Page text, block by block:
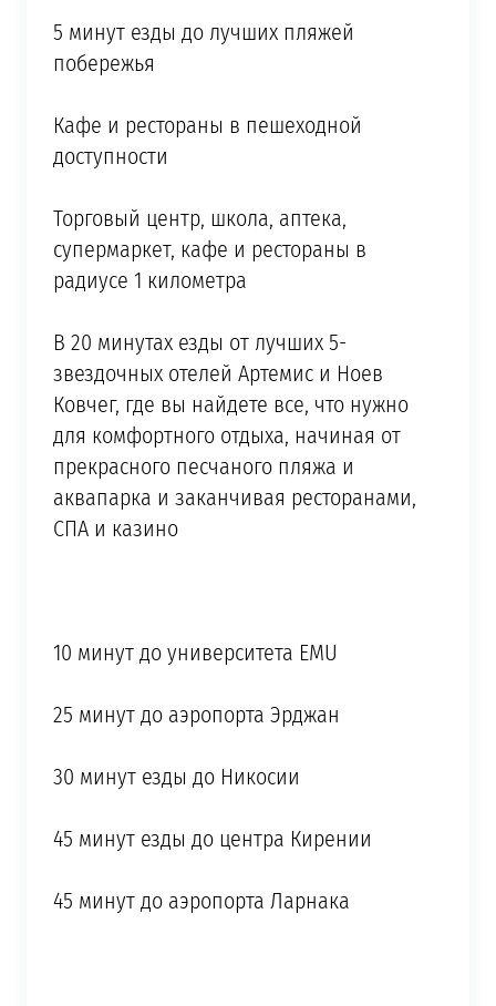
5 минут езды до лучших пляжей
побережья
Кафе и рестораны в пешеходной
доступности
Торговый центр, школа, аптека,
супермаркет, кафе и рестораны в
радиусе 1 километра
В 20 минутах езды от лучших 5-
звездочных отелей Артемис и Ноев
Ковчег, где вы найдете все, что нужно
для комфортного отдыха, начиная от
прекрасного песчаного пляжа и
аквапарка и заканчивая ресторанами,
СПА и казино
10 минут до университета EMU
25 минут до аэропорта Эрджан
30 минут езды до Никосии
45 минут езды до центра Кирении
45 минут до аэропорта Ларнака